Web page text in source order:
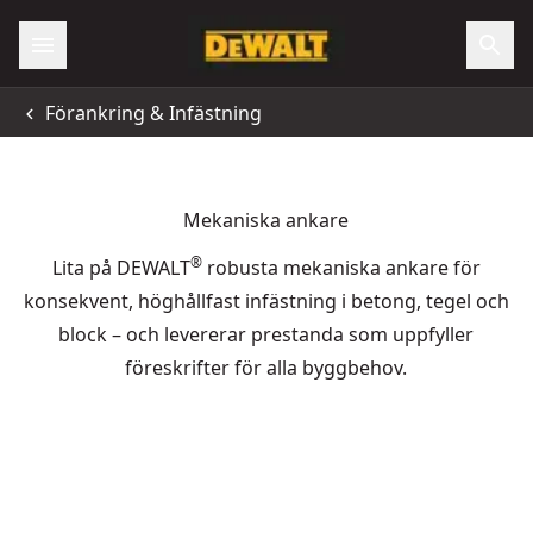
Förankring & Infästning
Mekaniska ankare
Lita på DEWALT®robusta mekaniska ankare för
konsekvent, höghållfast infästning i betong, tegel och
block – och levererar prestanda som uppfyller
föreskrifter för alla byggbehov.